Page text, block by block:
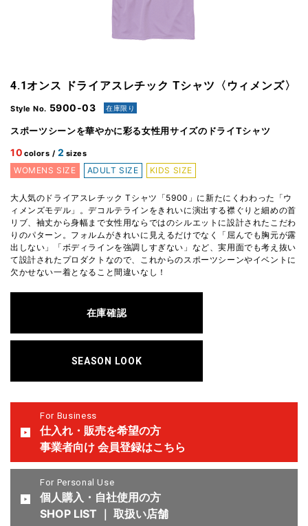
4.1オンス ドライアスレチック Tシャツ〈ウィメンズ〉
Style No. 5900-03 在庫限り
スポーツシーンを華やかに彩る女性用サイズのドライTシャツ
10 colors /2 sizes
WOMENS SIZE ADULT SIZE KIDS SIZE
大人気のドライアスレチック Tシャツ「5900」に新たにくわわった「ウ
ィメンズモデル」。デコルテラインをきれいに演出する襟ぐりと細めの首
リブ、袖丈から身幅まで女性用ならではのシルエットに設計されたこだわ
りのパターン。フォルムがきれいに見えるだけでなく「屈んでも胸元が露
出しない」「ボディラインを強調しすぎない」など、実用面でも考え抜い
て設計されたプロダクトなので、これからのスポーツシーンやイベントに
欠かせない一着となること間違いなし！
在庫確認
SEASON LOOK
For Business
仕入れ・販売を希望の方
事業者向け 会員登録はこちら
For Personal Use
個人購入・自社使用の方
SHOP LIST ｜ 取扱い店舗